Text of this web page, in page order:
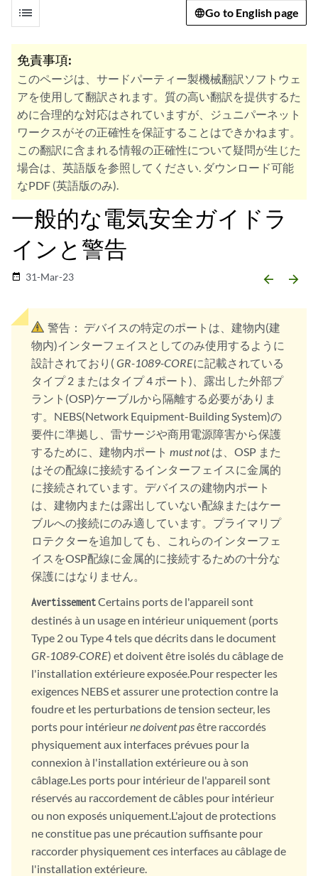
list Go to English page
免責事項:
このページは、サードパーティー製機械翻訳ソフトウェ
アを使用して翻訳されます。質の高い翻訳を提供するた
めに合理的な対応はされていますが、ジュニパーネット
ワークスがその正確性を保証することはできかねます。
この翻訳に含まれる情報の正確性について疑問が生じた
場合は、英語版を参照してください. ダウンロード可能
なPDF (英語版のみ).
一般的な電気安全ガイドラ
インと警告
date_range 31-Mar-23 arrow_backward arrow_forward
警告： デバイスの特定のポートは、建物内(建
物内)インターフェイスとしてのみ使用するように
設計されており( GR-1089-COREに記載されている
タイプ 2 またはタイプ 4 ポート)、露出した外部プ
ラント(OSP)ケーブルから隔離する必要がありま
す。NEBS(Network Equipment-Building System)の
要件に準拠し、雷サージや商用電源障害から保護
するために、建物内ポート must notは、OSP また
はその配線に接続するインターフェイスに金属的
に接続されています。デバイスの建物内ポート
は、建物内または露出していない配線またはケー
ブルへの接続にのみ適しています。プライマリプ
ロテクターを追加しても、これらのインターフェ
イスをOSP配線に金属的に接続するための十分な
保護にはなりません。
AvertissementCertains ports de l'appareil sont
destinés à un usage en intérieur uniquement (ports
Type 2 ou Type 4 tels que décrits dans le document
GR-1089-CORE) et doivent être isolés du câblage de
l'installation extérieure exposée.Pour respecter les
exigences NEBS et assurer une protection contre la
foudre et les perturbations de tension secteur, les
ports pour intérieurne doivent pasêtre raccordés
physiquement aux interfaces prévues pour la
connexion à l'installation extérieure ou à son
câblage.Les ports pour intérieur de l'appareil sont
réservés au raccordement de câbles pour intérieur
ou non exposés uniquement.L'ajout de protections
ne constitue pas une précaution suffisante pour
raccorder physiquement ces interfaces au câblage de
l'installation extérieure.